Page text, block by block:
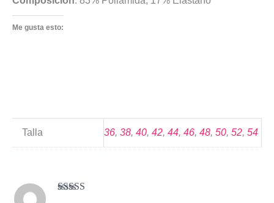
Me gusta esto:
Talla 36, 38, 40, 42, 44, 46, 48, 50, 52, 54